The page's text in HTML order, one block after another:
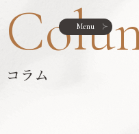
Menu
コラム